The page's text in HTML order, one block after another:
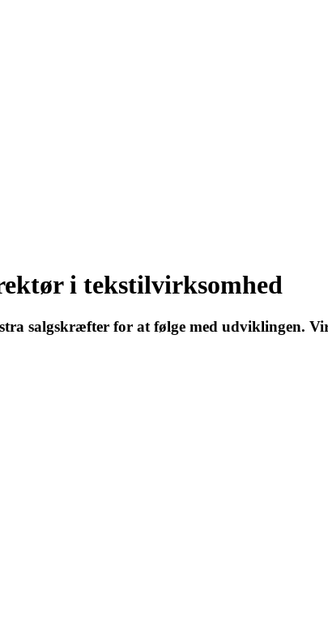
i tekstilvirksomhed
salgskræfter for at følge med udviklingen.